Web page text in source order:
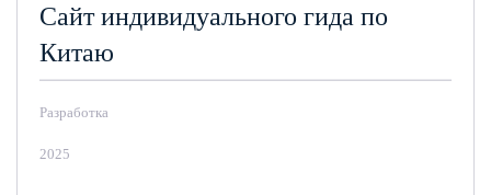
Сайт индивидуального гида по
Китаю
Разработка
2025